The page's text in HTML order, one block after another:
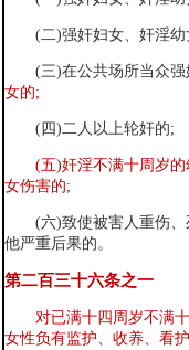
(二)强奸妇女、奸淫
(三)在公共场所当众
女的;
(四)二人以上轮奸的;
(五)奸淫不满十周岁
女伤害的;
(六)致使被害人重伤
他严重后果的。
第二百三十六条之一
对已满十四周岁不满
女性负有监护、收养、看